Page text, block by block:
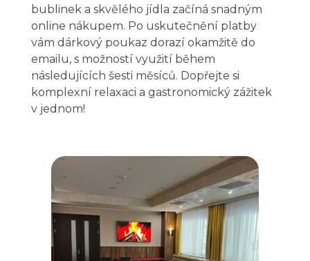
bublinek a skvělého jídla začíná snadným
online nákupem. Po uskutečnění platby
vám dárkový poukaz dorazí okamžitě do
emailu, s možností využití během
následujících šesti měsíců. Dopřejte si
komplexní relaxaci a gastronomický zážitek
v jednom!